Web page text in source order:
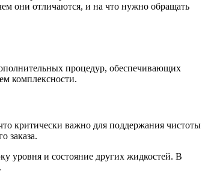
они отличаются, и на что нужно обращать
процедур, обеспечивающих
комплексности.
критически важно для поддержания чистоты
заказа.
уровня и состояние других жидкостей. В